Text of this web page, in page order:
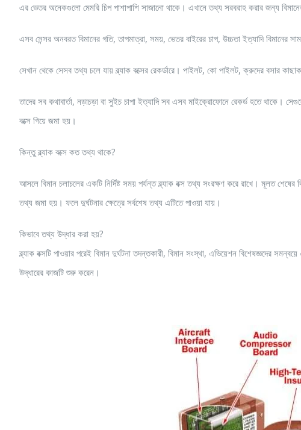
এর ভেতর অনেকগুলো মেমরি চিপ পাশাপাশি সাজানো থাকে। এখানে তথ্য সরবরাহ করার জন্য
এসব সেন্সর অনবরত বিমানের গতি, তাপমাত্রা, সময়, ভেতর বাইরের চাপ, উচ্চতা ইত্যাদি বিমানের
সেখান থেকে সেসব তথ্য চলে যায় ব্ল্যাক বক্সের রেকর্ডারে। পাইলট, কো পাইলট, ক্রুদের বসার
তাদের সব কথাবার্তা, নড়াচড়া বা সুইচ চাপা ইত্যাদি সব এসব মাইক্রোফোনে রেকর্ড হতে থাকে।
বক্সে গিয়ে জমা হয়।
কিন্তু ব্ল্যাক বক্সে কত তথ্য থাকে?
আসলে বিমান চলাচলের একটি নির্দিষ্ট সময় পর্যন্ত ব্ল্যাক বক্স তথ্য সংরক্ষণ করে রাখে। মূলত
তথ্য জমা হয়। ফলে দুর্ঘটনার ক্ষেত্রে সর্বশেষ তথ্য এটিতে পাওয়া যায়।
কিভাবে তথ্য উদ্ধার করা হয়?
ব্ল্যাক বক্সটি পাওয়ার পরেই বিমান দুর্ঘটনা তদন্তকারী, বিমান সংস্থা, এভিয়েশন বিশেষজ্ঞদের
উদ্ধারের কাজটি শুরু করেন।